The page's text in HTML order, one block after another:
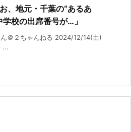
、地元・千葉の“あるあ
学校の出席番号が…」
＠２ちゃんねる 2024/12/14(土)
...